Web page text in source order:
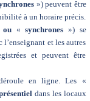
») peuvent être
à un horaire précis.
ou «synchrones ») se
et les autres
et peuvent être
en ligne. Les «
dans les locaux